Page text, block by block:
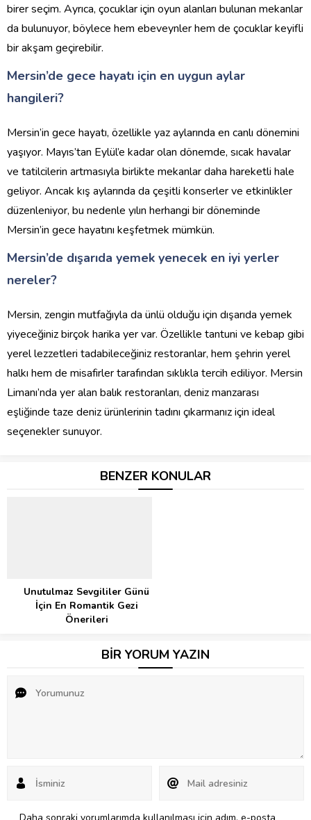
birer seçim. Ayrıca, çocuklar için oyun alanları bulunan mekanlar
da bulunuyor, böylece hem ebeveynler hem de çocuklar keyifli
bir akşam geçirebilir.
Mersin’de gece hayatı için en uygun aylar
hangileri?
Mersin’in gece hayatı, özellikle yaz aylarında en canlı dönemini
yaşıyor. Mayıs’tan Eylül’e kadar olan dönemde, sıcak havalar
ve tatilcilerin artmasıyla birlikte mekanlar daha hareketli hale
geliyor. Ancak kış aylarında da çeşitli konserler ve etkinlikler
düzenleniyor, bu nedenle yılın herhangi bir döneminde
Mersin’in gece hayatını keşfetmek mümkün.
Mersin’de dışarıda yemek yenecek en iyi yerler
nereler?
Mersin, zengin mutfağıyla da ünlü olduğu için dışarıda yemek
yiyeceğiniz birçok harika yer var. Özellikle tantuni ve kebap gibi
yerel lezzetleri tadabileceğiniz restoranlar, hem şehrin yerel
halkı hem de misafirler tarafından sıklıkla tercih ediliyor. Mersin
Limanı’nda yer alan balık restoranları, deniz manzarası
eşliğinde taze deniz ürünlerinin tadını çıkarmanız için ideal
seçenekler sunuyor.
BENZER KONULAR
Unutulmaz Sevgililer Günü
İçin En Romantik Gezi
Önerileri
BİR YORUM YAZIN